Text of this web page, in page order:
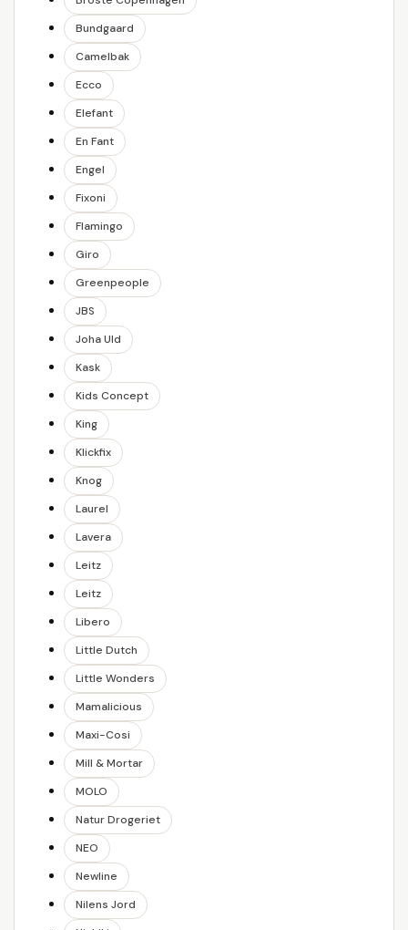
Bundgaard
Camelbak
Ecco
Elefant
En Fant
Engel
Fixoni
Flamingo
Giro
Greenpeople
JBS
Joha Uld
Kask
Kids Concept
King
Klickfix
Knog
Laurel
Lavera
Leitz
Leitz
Libero
Little Dutch
Little Wonders
Mamalicious
Maxi-Cosi
Mill & Mortar
MOLO
Natur Drogeriet
NEO
Newline
Nilens Jord